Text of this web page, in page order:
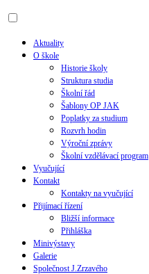
Aktuality
O škole
Historie školy
Struktura studia
Školní řád
Šablony OP JAK
Poplatky za studium
Rozvrh hodin
Výroční zprávy
Školní vzdělávací program
Vyučující
Kontakt
Kontakty na vyučující
Přijímací řízení
Bližší informace
Přihláška
Minivýstavy
Galerie
Společnost J.Zrzavého